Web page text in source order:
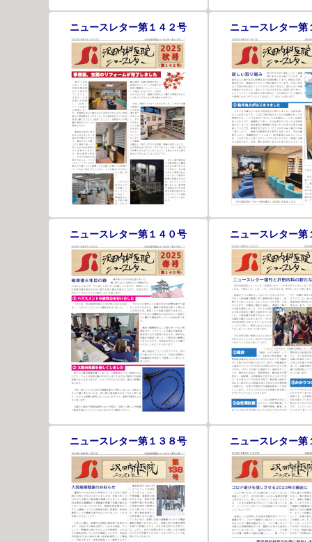
ニュースレター第１４２号 ニュースレター第
ニュースレター第１４０号 ニュースレター第
ニュースレター第１３８号 ニュースレター第